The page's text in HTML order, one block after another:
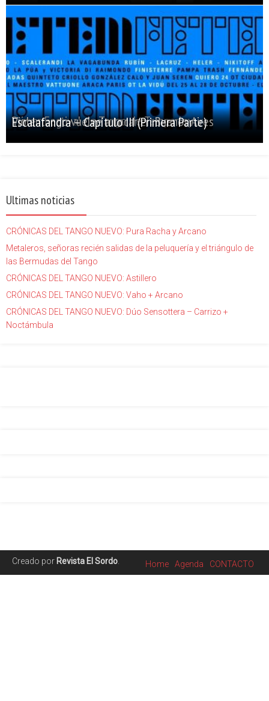
Primer Festival de Tango de Temperley
Violentango vuelve a tocar en Buenos Aires
Escalafandra – Capítulo III (Primera Parte)
Ultimas noticias
CRÓNICAS DEL TANGO NUEVO: Pura Racha y Arcano
Metaleros, señoras recién salidas de la peluquería y el triángulo de
las Bermudas del Tango
CRÓNICAS DEL TANGO NUEVO: Astillero
CRÓNICAS DEL TANGO NUEVO: Vaho + Arcano
CRÓNICAS DEL TANGO NUEVO: Dúo Sensottera – Carrizo +
Noctámbula
Creado por Revista El Sordo Home Agenda CONTACTO